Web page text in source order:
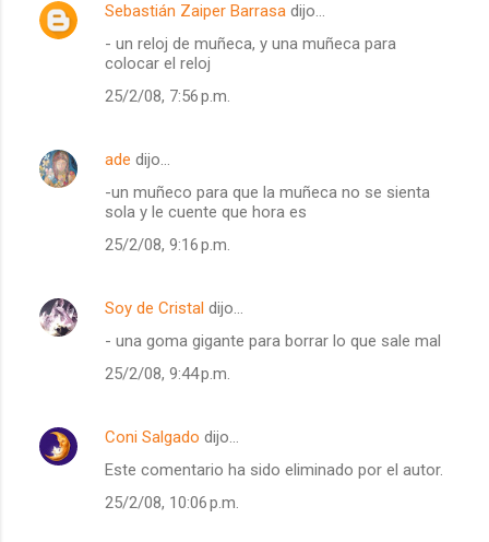
Sebastián Zaiper Barrasa dijo…
- un reloj de muñeca, y una muñeca para
colocar el reloj
25/2/08, 7:56 p.m.
ade dijo…
-un muñeco para que la muñeca no se sienta
sola y le cuente que hora es
25/2/08, 9:16 p.m.
Soy de Cristal dijo…
- una goma gigante para borrar lo que sale mal
25/2/08, 9:44 p.m.
Coni Salgado dijo…
Este comentario ha sido eliminado por el autor.
25/2/08, 10:06 p.m.